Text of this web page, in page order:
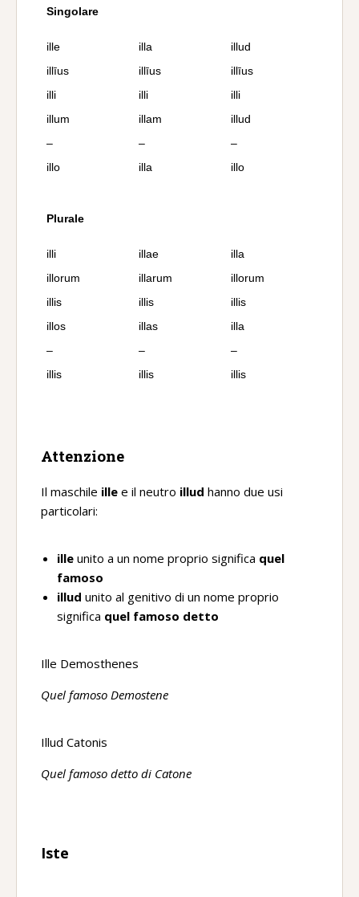
Singolare
ille illa
illud
illīus
illīus
illīus
illi
illi
illi
illum
illam
illud
–
–
–
illo
illa illo
Plurale
illi illae
illa
illorum
illarum
illorum
illis
illis
illis
illos
illas
illa
–
–
–
illis
illis illis
Attenzione
Il maschile ille e il neutro illud hanno due usi
particolari:
ille unito a un nome proprio significa quel
famoso
illud unito al genitivo di un nome proprio
significa quel famoso detto
Ille Demosthenes
Quel famoso Demostene
Illud Catonis
Quel famoso detto di Catone
Iste